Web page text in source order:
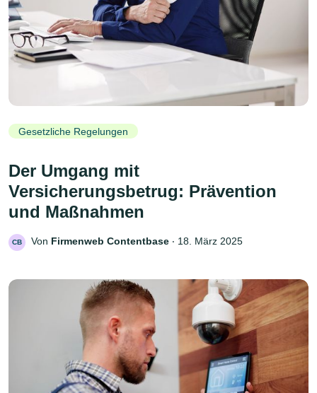
Gesetzliche Regelungen
Der Umgang mit
Versicherungsbetrug: Prävention
und Maßnahmen
CB Von Firmenweb Contentbase ‧ 18. März 2025